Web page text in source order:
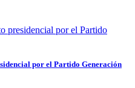
por el Partido Generación